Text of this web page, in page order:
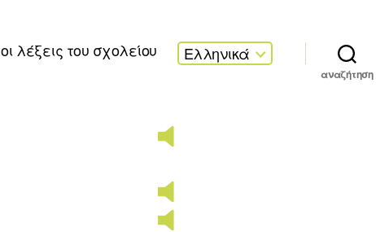
οι λέξεις του σχολείου Ελληνικά
αναζήτηση